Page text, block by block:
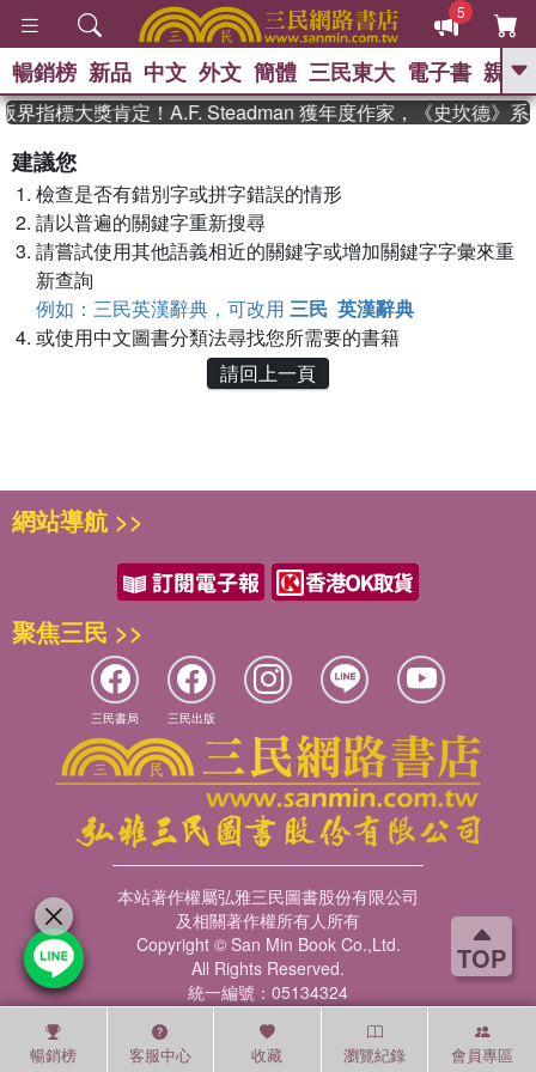
TOP
5
GO
史是一群喵 、
獎 臺灣漫遊錄
登輝時代 、 數學女孩：黎曼猜想 、
暢銷榜 新品 中文 外文 簡體 三民東大 電子書 親子
界指標大獎肯定！A.F. Steadman 獲年度作家，《史坎德》系
建議您
檢查是否有錯別字或拼字錯誤的情形
請以普遍的關鍵字重新搜尋
請嘗試使用其他語義相近的關鍵字或增加關鍵字字彙來重
新查詢
例如：三民英漢辭典，可改用 三民 英漢辭典
或使用中文圖書分類法尋找您所需要的書籍
請回上一頁
暢銷榜 客服中心 收藏 瀏覽紀錄 會員專區
網站導航 >>
聚焦三民 >>
三民書局 三民出版
本站著作權屬弘雅三民圖書股份有限公司
及相關著作權所有人所有
Copyright © San Min Book Co.,Ltd.
All Rights Reserved.
統一編號：05134324